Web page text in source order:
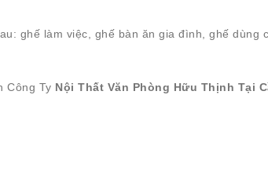
ghế làm việc, ghế bàn ăn gia đình, ghế dùng
Công Ty Nội Thất Văn Phòng Hữu Thịnh Tại